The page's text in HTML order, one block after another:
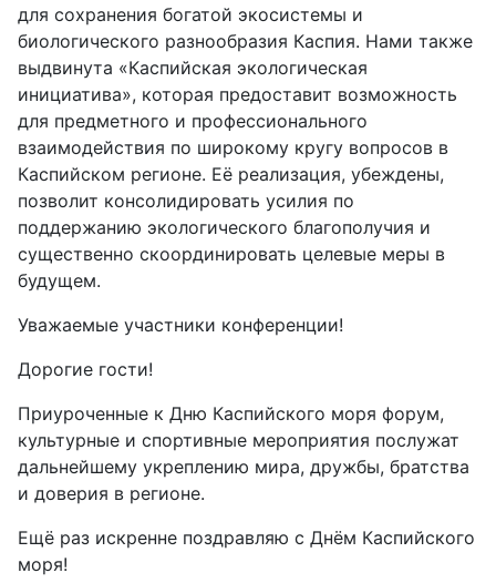
для сохранения богатой экосистемы и
биологического разнообразия Каспия. Нами также
выдвинута «Каспийская экологическая
инициатива», которая предоставит возможность
для предметного и профессионального
взаимодействия по широкому кругу вопросов в
Каспийском регионе. Её реализация, убеждены,
позволит консолидировать усилия по
поддержанию экологического благополучия и
существенно скоординировать целевые меры в
будущем.
Уважаемые участники конференции!
Дорогие гости!
Приуроченные к Дню Каспийского моря форум,
культурные и спортивные мероприятия послужат
дальнейшему укреплению мира, дружбы, братства
и доверия в регионе.
Ещё раз искренне поздравляю с Днём Каспийского
моря!